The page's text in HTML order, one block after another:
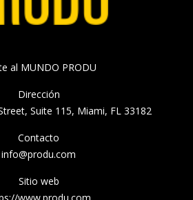
al MUNDO PRODU
Dirección
Suite 115, Miami, FL 33182
Contacto
info@produ.com
Sitio web